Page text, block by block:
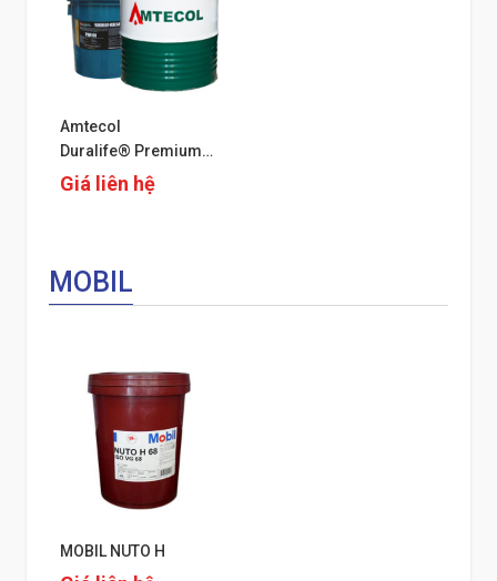
Amtecol
Duralife® Premium
anti-wear
R&O Hydraulic oils
Giá liên hệ
MOBIL
MOBIL NUTO H